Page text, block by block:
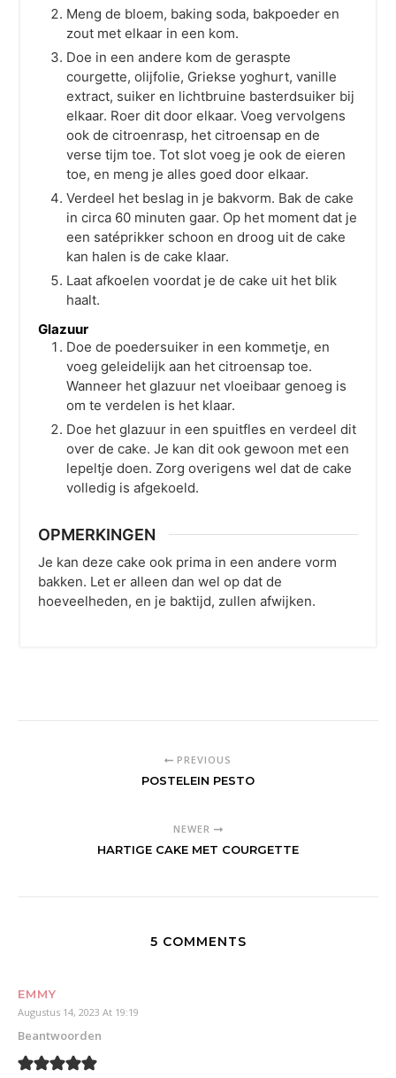
Meng de bloem, baking soda, bakpoeder en
zout met elkaar in een kom.
Doe in een andere kom de geraspte
courgette, olijfolie, Griekse yoghurt, vanille
extract, suiker en lichtbruine basterdsuiker bij
elkaar. Roer dit door elkaar. Voeg vervolgens
ook de citroenrasp, het citroensap en de
verse tijm toe. Tot slot voeg je ook de eieren
toe, en meng je alles goed door elkaar.
Verdeel het beslag in je bakvorm. Bak de cake
in circa 60 minuten gaar. Op het moment dat je
een satéprikker schoon en droog uit de cake
kan halen is de cake klaar.
Laat afkoelen voordat je de cake uit het blik
haalt.
Glazuur
Doe de poedersuiker in een kommetje, en
voeg geleidelijk aan het citroensap toe.
Wanneer het glazuur net vloeibaar genoeg is
om te verdelen is het klaar.
Doe het glazuur in een spuitfles en verdeel dit
over de cake. Je kan dit ook gewoon met een
lepeltje doen. Zorg overigens wel dat de cake
volledig is afgekoeld.
OPMERKINGEN
Je kan deze cake ook prima in een andere vorm
bakken. Let er alleen dan wel op dat de
hoeveelheden, en je baktijd, zullen afwijken.
PREVIOUS
POSTELEIN PESTO
NEWER
HARTIGE CAKE MET COURGETTE
5 COMMENTS
EMMY
Augustus 14, 2023 At 19:19
Beantwoorden